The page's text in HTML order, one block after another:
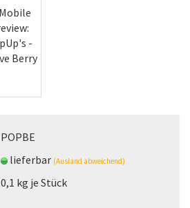
POPBE
lieferbar (Ausland abweichend)
0,1 kg je Stück